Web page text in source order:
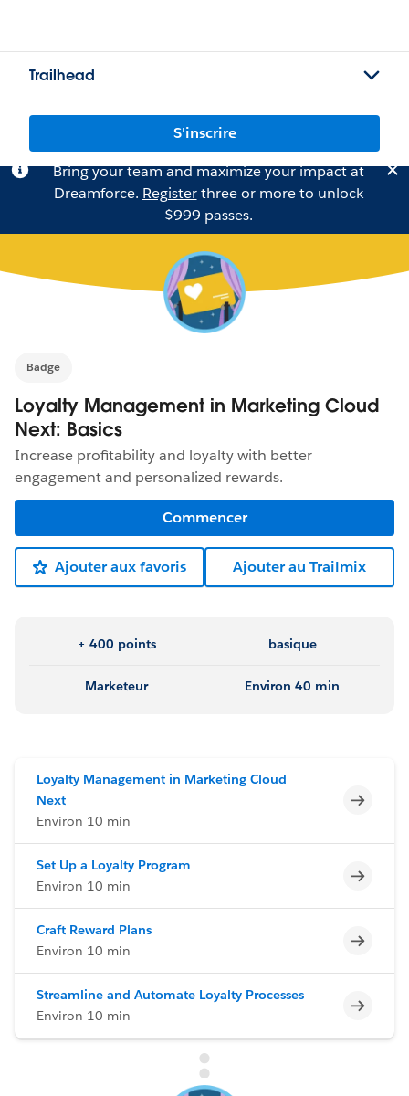
Trailhead
S'inscrire
Bring your team and maximize your impact at
Dreamforce. Registerthree or more to unlock
$999 passes.
Badge
Loyalty Management in Marketing Cloud
Next: Basics
Increase profitability and loyalty with better
engagement and personalized rewards.
Commencer
Ajouter aux favoris Ajouter au Trailmix
+ 400 points basique
Marketeur Environ 40 min
Loyalty Management in Marketing Cloud
Next
Environ 10 min
Set Up a Loyalty Program
Environ 10 min
Craft Reward Plans
Environ 10 min
Streamline and Automate Loyalty Processes
Environ 10 min